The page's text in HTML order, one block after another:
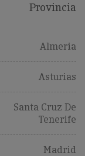
Provincia
Almeria
Asturias
Santa Cruz De
Tenerife
Madrid